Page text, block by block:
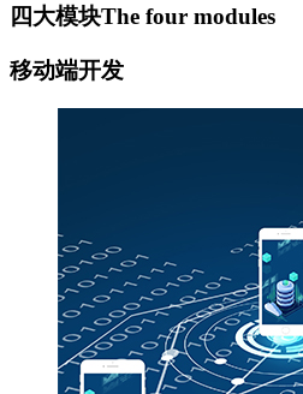
四大模块The four modules
移动端开发